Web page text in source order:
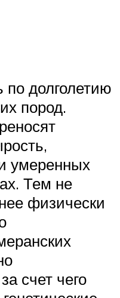
по долголетию
пород.
умеренных
Тем не
физически
счет чего